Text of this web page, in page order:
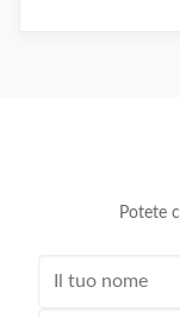
expanding blades
Potete